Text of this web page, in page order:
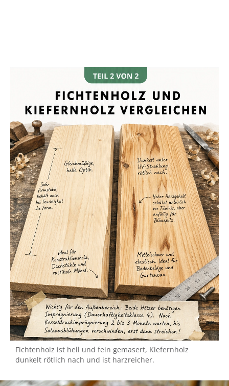
Fichtenholz ist hell und fein gemasert, Kiefernholz
dunkelt rötlich nach und ist harzreicher.